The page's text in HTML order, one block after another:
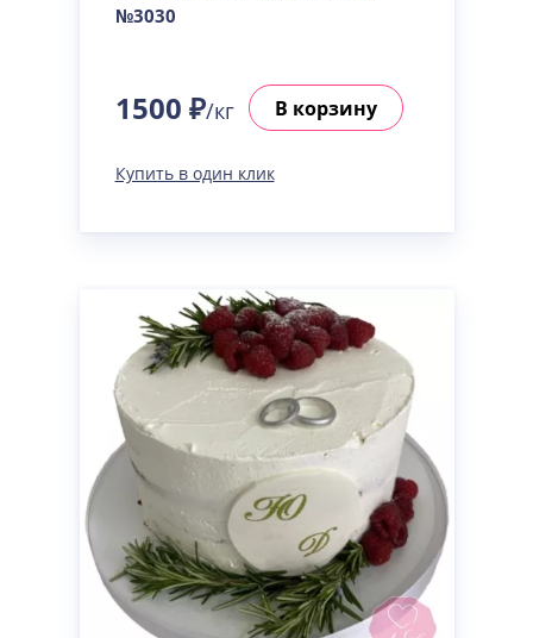
№3030
1500 ₽/кг В корзину
Купить в один клик